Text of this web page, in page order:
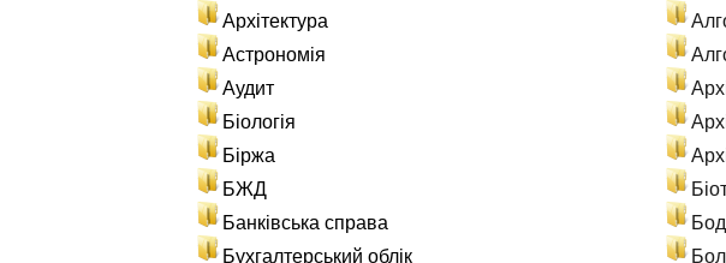
Архітектура
Астрономія
Аудит
Біологія
Біржа
БЖД
Банківська справа
Бухгалтерський облік